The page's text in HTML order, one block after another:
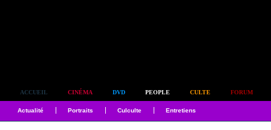
ACCUEIL CINÉMA DVD PEOPLE CULTE FORUM
Actualité Portraits Culculte Entretiens